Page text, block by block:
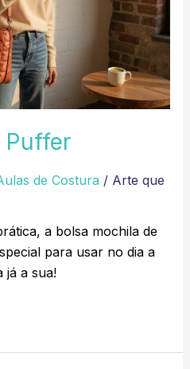
Puffer
de Costura / Arte que
a bolsa mochila de
para usar no dia a
já a sua!